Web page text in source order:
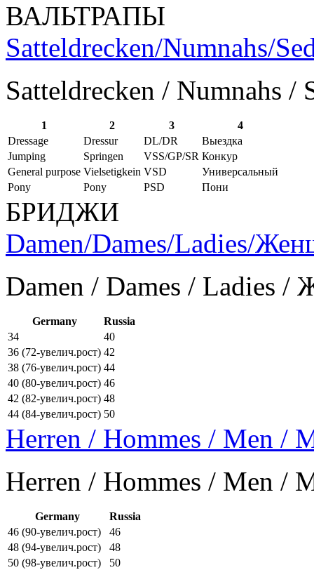
ВАЛЬТРАПЫ
Satteldrecken/Numnahs/
Satteldrecken / Numnahs /
1 2 3
4
Dressage
Dressur DL/DR
Выездка
Jumping
Springen VSS/GP/SR Конкур
General purpose Vielsetigkein VSD
Универсальный
Pony
Pony PSD Пони
БРИДЖИ
Damen/Dames/Ladies/
Damen / Dames / Ladies
Germany
Russia
34
40
36 (72-увелич.рост) 42
38 (76-увелич.рост) 44
40 (80-увелич.рост) 46
42 (82-увелич.рост) 48
44 (84-увелич.рост) 50
Herren / Hommes / Men /
Herren / Hommes / Men /
Germany
Russia
46 (90-увелич.рост)
46
48 (94-увелич.рост)
48
50 (98-увелич.рост)
50